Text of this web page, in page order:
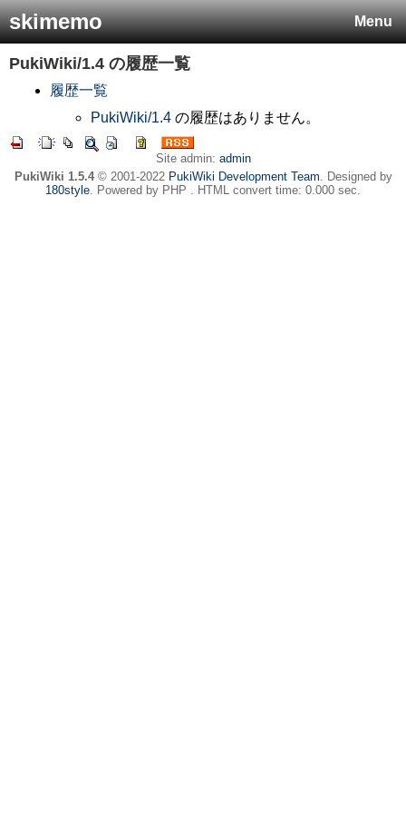
Menu
skimemo
PukiWiki/1.4 の履歴一覧
履歴一覧
PukiWiki/1.4 の履歴はありません。
Site admin: admin
PukiWiki 1.5.4© 2001-2022 PukiWiki Development Team. Designed by
180style. Powered by PHP . HTML convert time: 0.000 sec.